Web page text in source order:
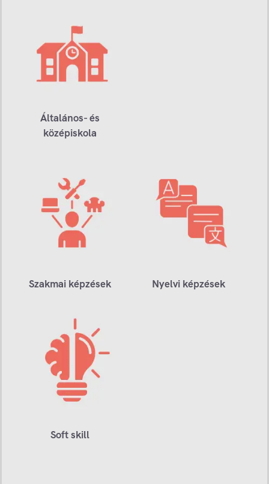
Általános- és
középiskola
Szakmai képzések Nyelvi képzések
Soft skill